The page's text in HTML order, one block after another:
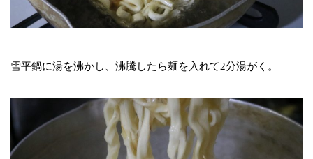
雪平鍋に湯を沸かし、沸騰したら麺を入れて2分湯がく。